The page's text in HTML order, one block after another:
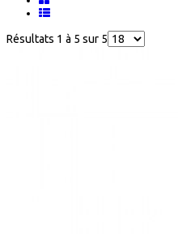
Résultats 1 à 5 sur 5